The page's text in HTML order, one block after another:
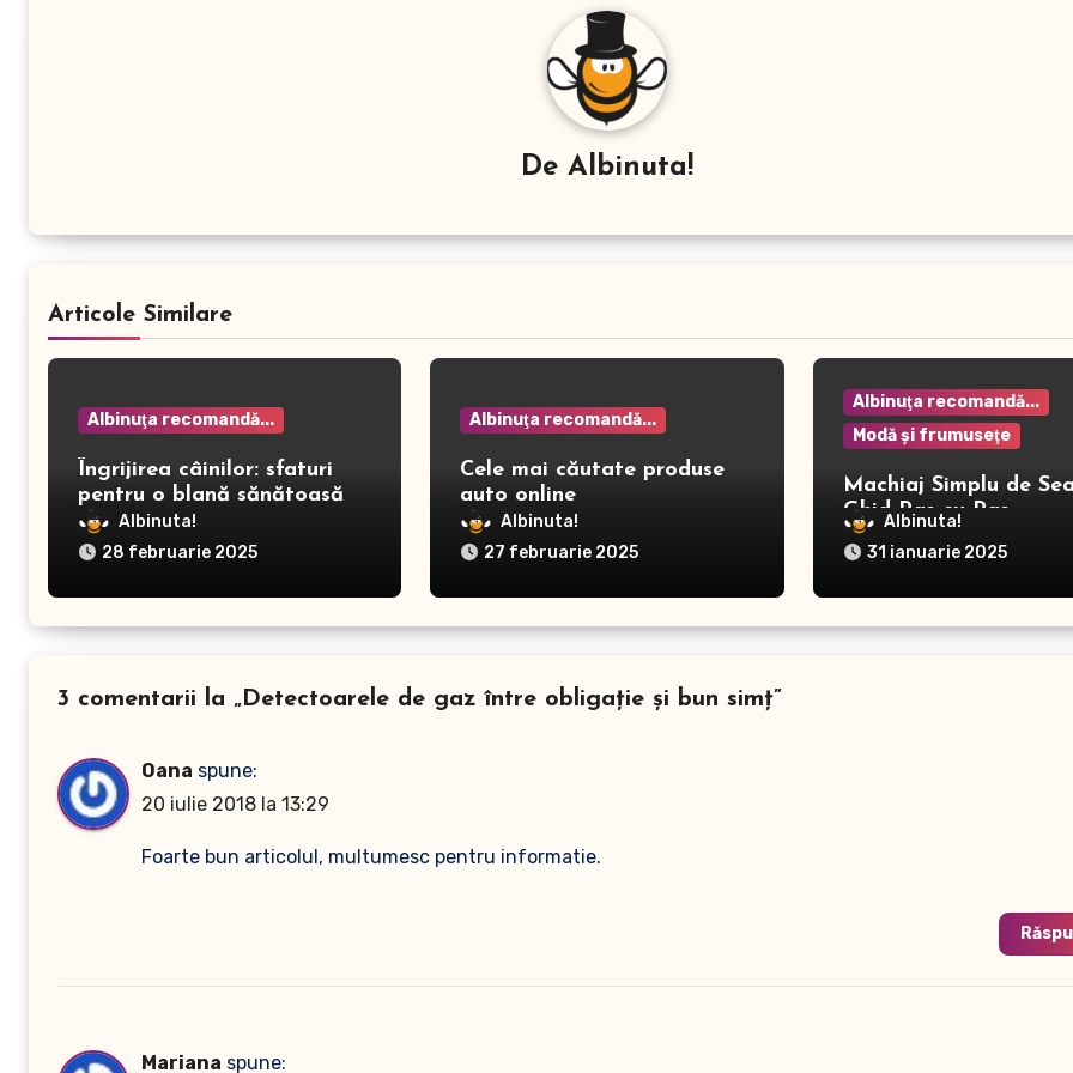
De Albinuta!
Articole Similare
Albinuţa recomandă...
Îngrijirea câinilor: sfaturi
pentru o blană sănătoasă și
prevenirea dermatitei
Albinuta!
28 februarie 2025
Albinuţa recomandă...
Cele mai căutate produse
auto online
Albinuta!
27 februarie 2025
Albinuţa recomandă...
Modă şi frumuseţe
Machiaj Simplu de
Ghid Pas cu Pas
Albinuta!
31 ianuarie 2025
3 comentarii la „Detectoarele de gaz între obligație și bun simț”
Oana spune:
20 iulie 2018 la 13:29
Foarte bun articolul, multumesc pentru informatie.
Mariana spune: